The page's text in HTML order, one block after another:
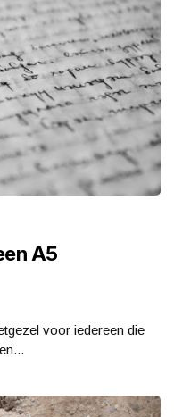
A5
voor iedereen die